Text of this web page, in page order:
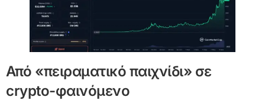
Από «πειραματικό παιχνίδι» σε
crypto-φαινόμενο